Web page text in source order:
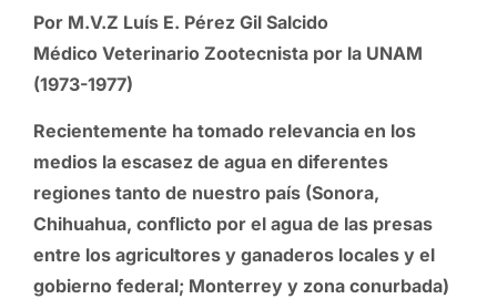
Por M.V.Z Luís E. Pérez Gil Salcido
Médico Veterinario Zootecnista por la UNAM
(1973-1977)
Recientemente ha tomado relevancia en los
medios la escasez de agua en diferentes
regiones tanto de nuestro país (Sonora,
Chihuahua, conflicto por el agua de las presas
entre los agricultores y ganaderos locales y el
gobierno federal; Monterrey y zona conurbada)